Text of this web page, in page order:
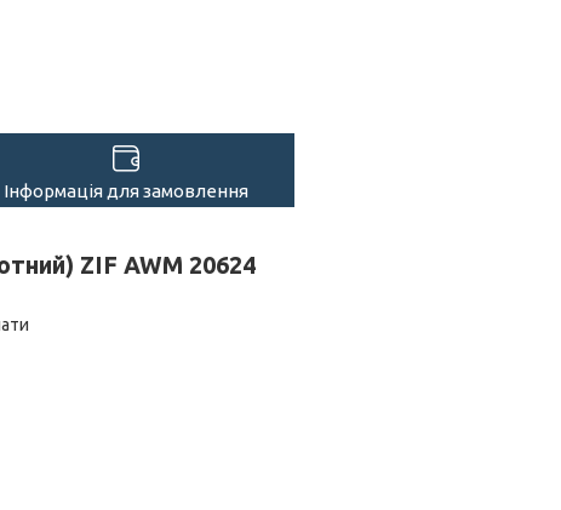
Інформація для замовлення
ZIF AWM 20624